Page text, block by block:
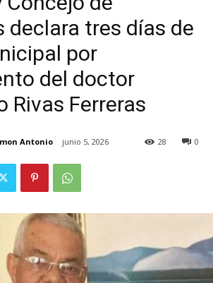
declara tres días de
por
del doctor
Rivas Ferreras
Antonio junio 5, 2026 0
28